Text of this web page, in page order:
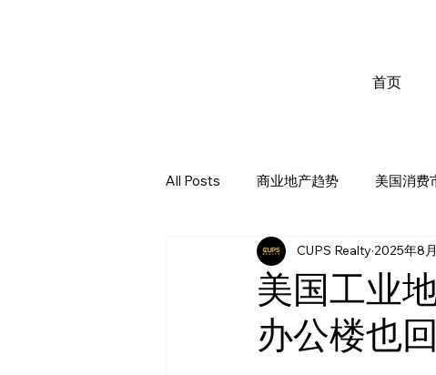
首页
All Posts 商业地产趋势 美国消费
美国工业
办公楼也
CUPS Realty 2025年8